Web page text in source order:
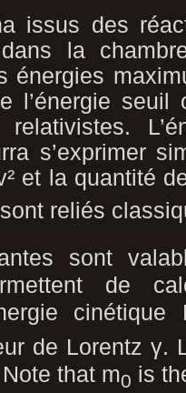
issus des
la
énergies
l’énergie seuil
s’exprimer
et la quantité
reliés
sont
de
cinétique
de Lorentz γ.
that m0 is